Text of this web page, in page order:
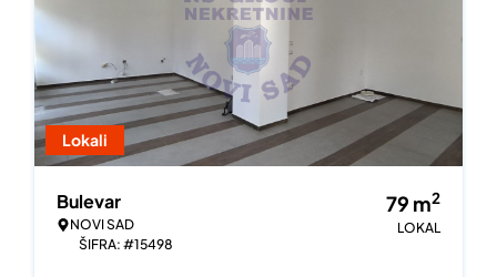
Lokali
Bulevar
NOVI SAD
ŠIFRA: #15498
79 m2
LOKAL